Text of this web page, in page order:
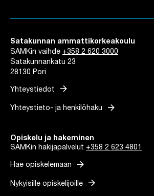
Satakunnan ammattikorkeakoulu
SAMKin vaihde +358 2 620 3000
Satakunnankatu 23
28130 Pori
Yhteystiedot arrow_forward
Yhteystieto- ja henkilöhaku arrow_forward
Opiskelu ja hakeminen
SAMKin hakijapalvelut +358 2 623 4801
Hae opiskelemaan arrow_forward
Nykyisille opiskelijoille arrow_forward